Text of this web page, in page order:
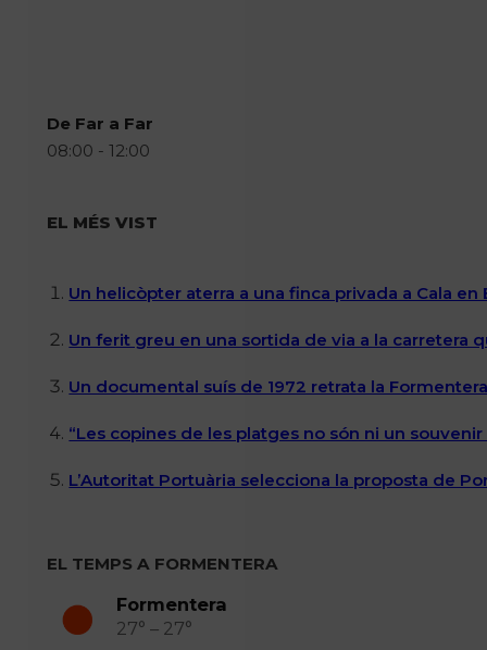
De Far a Far
08:00 - 12:00
EL MÉS VIST
Un helicòpter aterra a una finca privada a Cala
Un ferit greu en una sortida de via a la carretera
Un documental suís de 1972 retrata la
“Les copines de les platges no són ni un
L’Autoritat Portuària selecciona la proposta de
EL TEMPS A FORMENTERA
Formentera
27° – 27°